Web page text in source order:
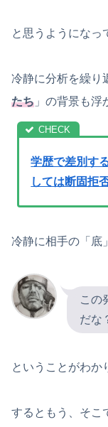
と思うようになっ
冷静に分析を繰り
たち 」の背景も浮
学歴で差別す
しては断固拒
冷静に相手の「底
この
だな
ということがわか
するともう、そこ